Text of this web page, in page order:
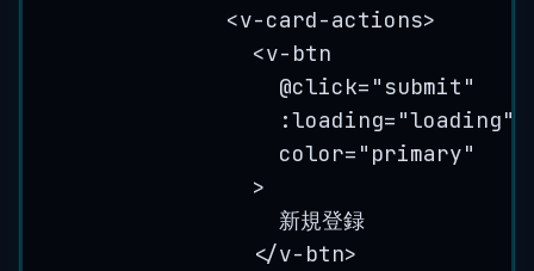
<v-card-actions>
<v-btn
@click="submit"
:loading="loading"
color= " primary"
>
新規登録
</v-btn>